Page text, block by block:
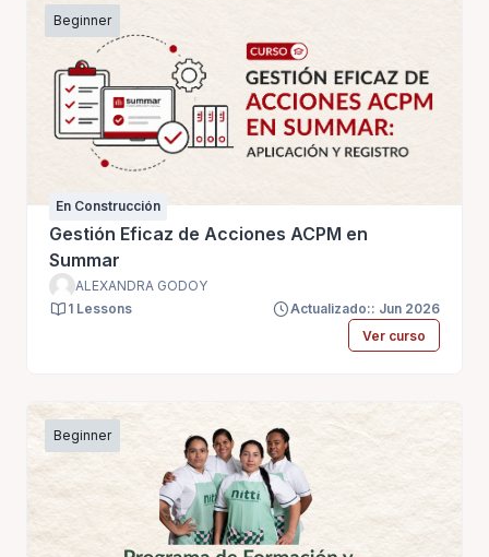
Beginner
En Construcción
Gestión Eficaz de Acciones ACPM en
Summar
ALEXANDRA GODOY
1 Lessons
Actualizado:: Jun 2026
Ver curso
Beginner